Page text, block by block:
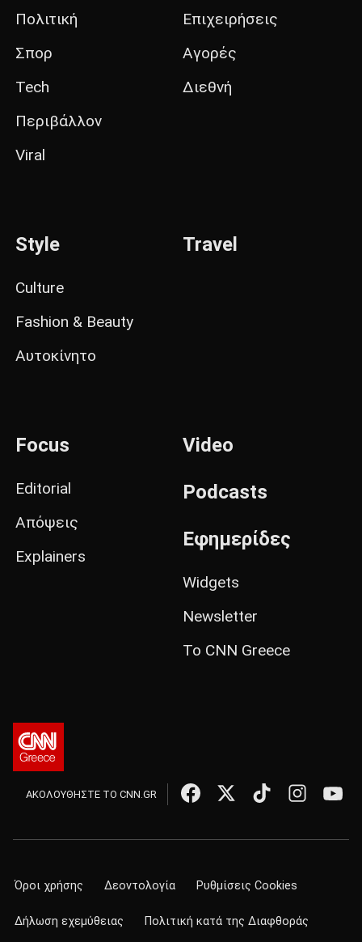
Πολιτική
Σπορ
Tech
Περιβάλλον
Viral
Επιχειρήσεις
Αγορές
Διεθνή
Style
Culture
Fashion & Beauty
Αυτοκίνητο
Travel
Focus
Editorial
Απόψεις
Explainers
Video
Podcasts
Εφημερίδες
Widgets
Newsletter
Το CNN Greece
ΑΚΟΛΟΥΘΗΣΤΕ ΤΟ CNN.GR
Όροι χρήσης Δεοντολογία Ρυθμίσεις Cookies
Δήλωση εχεμύθειας Πολιτική κατά της Διαφθοράς